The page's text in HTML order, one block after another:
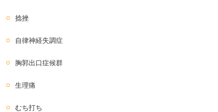
捻挫
自律神経失調症
胸郭出口症候群
生理痛
むち打ち